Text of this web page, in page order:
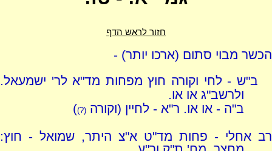
חזור לראש הדף
הכשר מבוי סתום (ארכו יותר) -
ב"ש - לחי וקורה חוץ מפחות מד"א לר' ישמעאל.
ולרשב"ג או או.
ב"ה - או או. ר"א - לחיין (וקורה(?)
)
רב אחלי - פחות מד"ט א"צ היתר, שמואל - חוץ: